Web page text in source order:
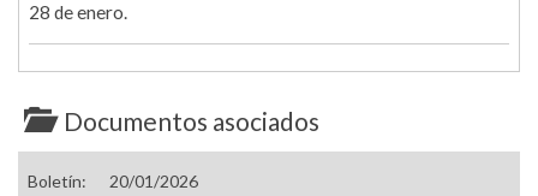
28 de enero.
Documentos asociados
Boletín:
20/01/2026